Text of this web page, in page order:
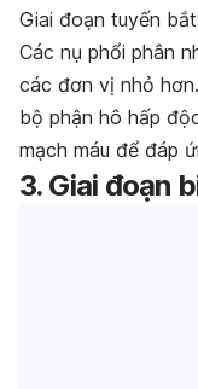
Giai đoạn tuyến
Các nụ phổi phân
các đơn vị nhỏ
bộ phận hô hấp
mạch máu để đáp
3. Giai đoạn